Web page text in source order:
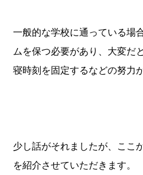
一般的な学校に通っている場
ムを保つ必要があり、大変だ
寝時刻を固定するなどの努力
少し話がそれましたが、ここ
を紹介させていただきます。